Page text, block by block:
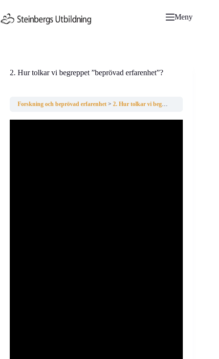
till
innehåll
Meny
2. Hur tolkar vi begreppet ”beprövad erfarenhet”?
Forskning och beprövad erfarenhet 2. Hur tolkar vi begreppet ”beprövad erfarenhet”?